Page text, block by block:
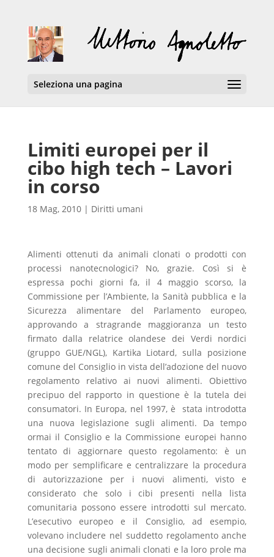
Seleziona una pagina
Limiti europei per il
cibo high tech – Lavori
in corso
18 Mag, 2010| Diritti umani
Alimenti ottenuti da animali clonati o prodotti con
processi nanotecnologici? No, grazie. Così si è
espressa pochi giorni fa, il 4 maggio scorso, la
Commissione per l’Ambiente, la Sanità pubblica e la
Sicurezza alimentare del Parlamento europeo,
approvando a stragrande maggioranza un testo
firmato dalla relatrice olandese dei Verdi nordici
(gruppo GUE/NGL), Kartika Liotard, sulla posizione
comune del Consiglio in vista dell’adozione del nuovo
regolamento relativo ai nuovi alimenti. Obiettivo
precipuo del rapporto in questione è la tutela dei
consumatori. In Europa, nel 1997, è stata introdotta
una nuova legislazione sugli alimenti. Da tempo
ormai il Consiglio e la Commissione europei hanno
tentato di aggiornare questo regolamento: è un
modo per semplificare e centralizzare la procedura
di autorizzazione per i nuovi alimenti, visto e
considerato che solo i cibi presenti nella lista
comunitaria possono essere introdotti sul mercato.
L’esecutivo europeo e il Consiglio, ad esempio,
volevano includere nel suddetto regolamento anche
una decisione sugli animali clonati e la loro prole ma